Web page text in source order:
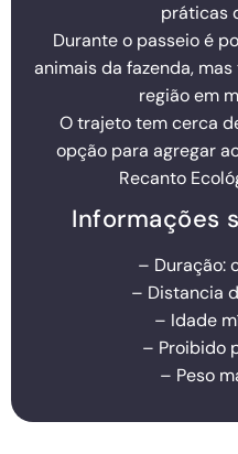
práticas
Durante o passeio é
animais da fazenda,
região em
O trajeto tem cerca
opção para agregar
Recanto
Informações
– Duração:
– Distancia
– Idade
– Proibido
– Peso